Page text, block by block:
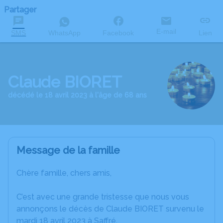
Partager
SMS WhatsApp Facebook E-mail Lien
Claude BIORET
décédé le 18 avril 2023 à l'âge de 68 ans
Message de la famille
Chère famille, chers amis,
C’est avec une grande tristesse que nous vous
annonçons le décès de Claude BIORET survenu le
mardi 18 avril 2023 à Saffré.